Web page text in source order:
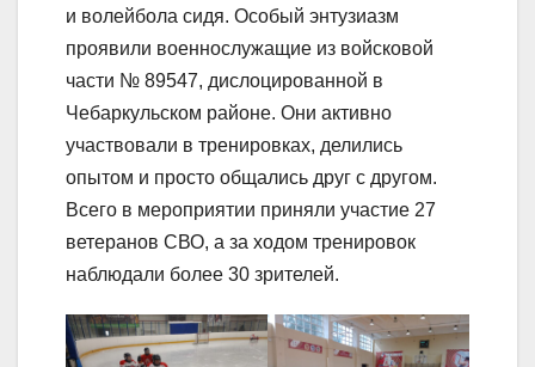
и волейбола сидя. Особый энтузиазм
проявили военнослужащие из войсковой
части № 89547, дислоцированной в
Чебаркульском районе. Они активно
участвовали в тренировках, делились
опытом и просто общались друг с другом.
Всего в мероприятии приняли участие 27
ветеранов СВО, а за ходом тренировок
наблюдали более 30 зрителей.